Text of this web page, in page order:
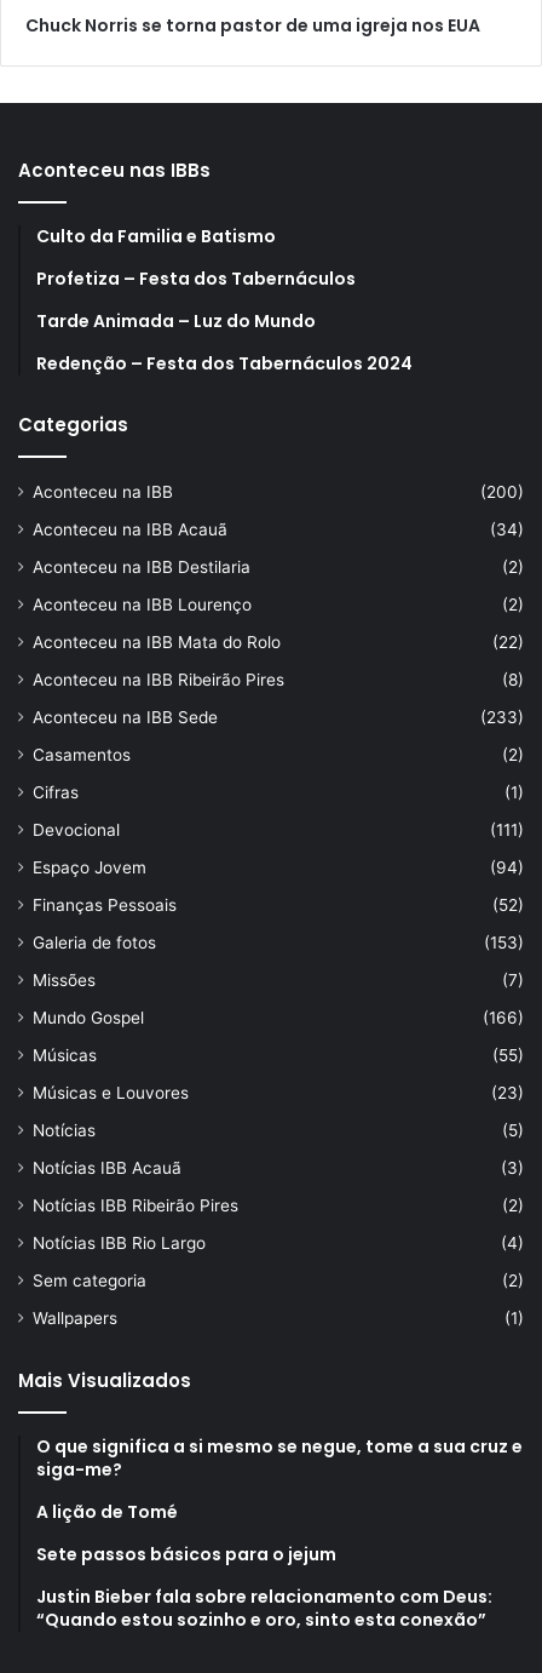
Chuck Norris se torna pastor de uma igreja nos EUA
Aconteceu nas IBBs
Culto da Familia e Batismo
Profetiza – Festa dos Tabernáculos
Tarde Animada – Luz do Mundo
Redenção – Festa dos Tabernáculos 2024
Categorias
Aconteceu na IBB
(200)
Aconteceu na IBB Acauã
(34)
Aconteceu na IBB Destilaria
(2)
Aconteceu na IBB Lourenço
(2)
Aconteceu na IBB Mata do Rolo
(22)
Aconteceu na IBB Ribeirão Pires
(8)
Aconteceu na IBB Sede
(233)
Casamentos
(2)
Cifras
(1)
Devocional
(111)
Espaço Jovem
(94)
Finanças Pessoais
(52)
Galeria de fotos
(153)
Missões
(7)
Mundo Gospel
(166)
Músicas
(55)
Músicas e Louvores
(23)
Notícias
(5)
Notícias IBB Acauã
(3)
Notícias IBB Ribeirão Pires
(2)
Notícias IBB Rio Largo
(4)
Sem categoria
(2)
Wallpapers
(1)
Mais Visualizados
O que significa a si mesmo se negue, tome a sua cruz e
siga-me?
A lição de Tomé
Sete passos básicos para o jejum
Justin Bieber fala sobre relacionamento com Deus:
“Quando estou sozinho e oro, sinto esta conexão”